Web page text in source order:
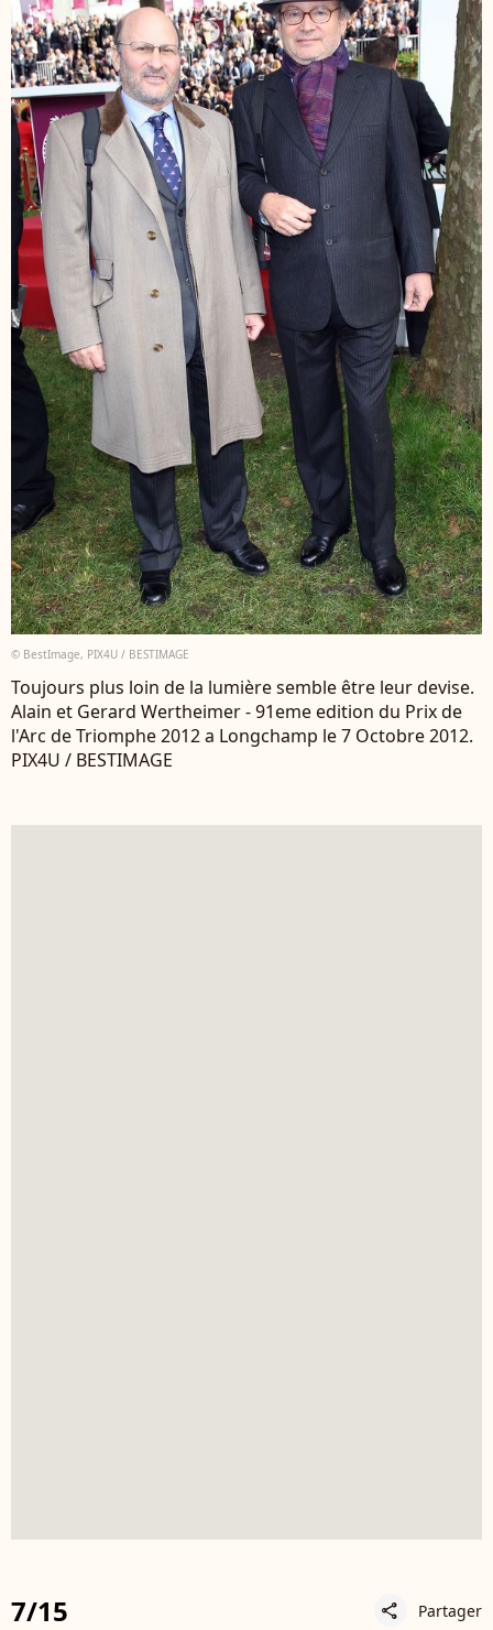
© BestImage, PIX4U / BESTIMAGE
Toujours plus loin de la lumière semble être leur devise.
Alain et Gerard Wertheimer - 91eme edition du Prix de
l'Arc de Triomphe 2012 a Longchamp le 7 Octobre 2012.
PIX4U / BESTIMAGE
7/15 share Partager